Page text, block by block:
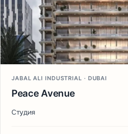
JABAL ALI INDUSTRIAL · DUBAI
Peace Avenue
Студия